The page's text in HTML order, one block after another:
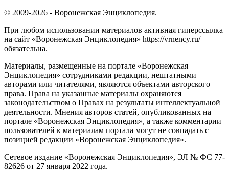
© 2009-2026 - Воронежская Энциклопедия.
При любом использовании материалов активная гиперссылка
на сайт «Воронежская Энциклопедия» https://vrnency.ru/
обязательна.
Материалы, размещенные на портале «Воронежская
Энциклопедия» сотрудниками редакции, нештатными
авторами или читателями, являются объектами авторского
права. Права на указанные материалы охраняются
законодательством о Правах на результаты интеллектуальной
деятельности. Мнения авторов статей, опубликованных на
портале «Воронежская Энциклопедия», а также комментарии
пользователей к материалам портала могут не совпадать с
позицией редакции «Воронежская Энциклопедия».
Сетевое издание «Воронежская Энциклопедия», ЭЛ № ФС 77-
82626 от 27 января 2022 года.